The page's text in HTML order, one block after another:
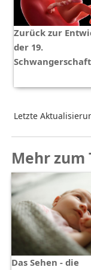
Zurück zur
der 19.
Letzte
Mehr zum
Das Sehen - die